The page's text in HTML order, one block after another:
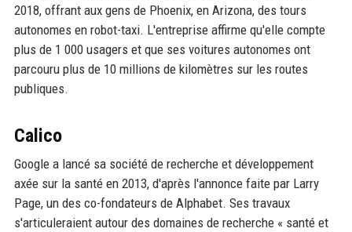
2018, offrant aux gens de Phoenix, en Arizona, des tours
autonomes en robot-taxi. L'entreprise affirme qu'elle compte
plus de 1 000 usagers et que ses voitures autonomes ont
parcouru plus de 10 millions de kilomètres sur les routes
publiques.
Calico
Google a lancé sa société de recherche et développement
axée sur la santé en 2013, d'après l'annonce faite par Larry
Page, un des co-fondateurs de Alphabet. Ses travaux
s'articuleraient autour des domaines de recherche « santé et